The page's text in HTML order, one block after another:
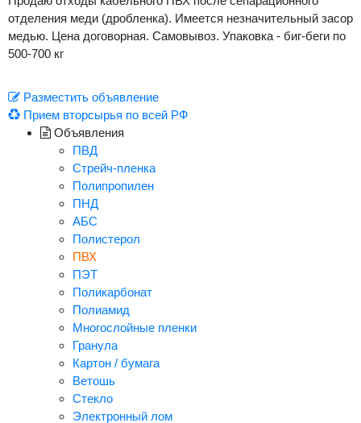
отделения меди (дробленка). Имеется незначительный засор
медью. Цена договорная. Самовывоз. Упаковка - биг-беги по
500-700 кг
Разместить объявление
Прием вторсырья по всей РФ
Объявления
ПВД
Стрейч-пленка
Полипропилен
ПНД
АБС
Полистерол
ПВХ
ПЭТ
Поликарбонат
Полиамид
Многослойные пленки
Гранула
Картон / бумага
Ветошь
Стекло
Электронный лом